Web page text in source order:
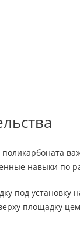
навыки по
под
площадку